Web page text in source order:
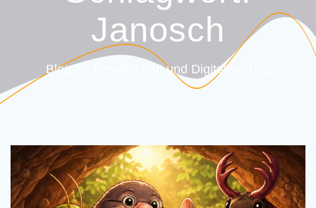
Janosch
Blog für Gesellschaft und Digitalisierung